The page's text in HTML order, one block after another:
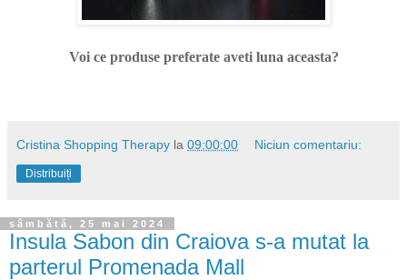
Voi ce produse preferate aveti luna aceasta?
Cristina Shopping Therapy la 09:00:00 Niciun comentariu:
Distribuiți
sâmbătă, 25 mai 2024
Insula Sabon din Craiova s-a mutat la
parterul Promenada Mall